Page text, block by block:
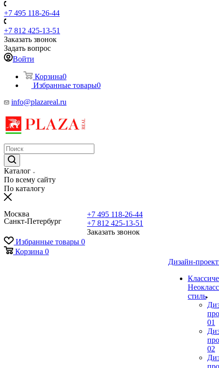
+7 495 118-26-44
+7 812 425-13-51
Заказать звонок
Задать вопрос
Войти
Корзина0
Избранные товары0
info@plazareal.ru
Каталог
По всему сайту
По каталогу
Москва
Санкт-Петербург
+7 495 118-26-44
+7 812 425-13-51
Заказать звонок
Избранные товары 0
Корзина 0
Дизайн-
стиль
01
02